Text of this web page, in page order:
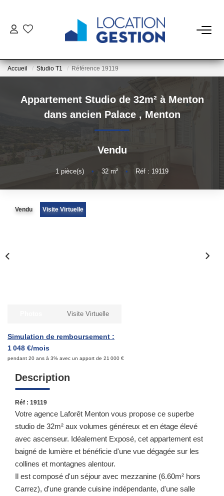
La Gestion Du Bien
La Gestion Du Locataire
LOUER
NOTRE AGENCE
Accueil Studio T1 Référence 19119
Appartement Studio de 32m² à Menton
dans ancien Palace , Menton
Vendu
1 pièce(s) • 32 m² • Réf : 19119
Vendu Visite Virtuelle
Simulation de remboursement :
1 048 €/mois
pendant 20 ans à 3% avec un apport de 21 000 €
Visite Virtuelle
Description
Réf : 19119
Votre agence Laforêt Menton vous propose ce superbe
studio de 32m² aux volumes généreux et en étage élevé
avec ascenseur. Idéalement Exposé, cet appartement est
baigné de lumière et bénéficie d'une vue dégagée sur les
collines et montagnes alentour.
Il est composé d'un séjour avec mezzanine (6.60m² hors
Carrez), d'une grande cuisine indépendante, d'une salle